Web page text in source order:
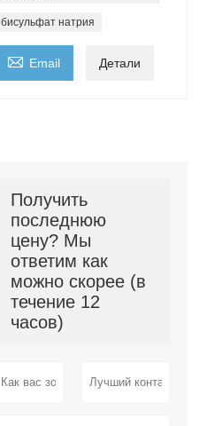
бисульфат натрия
 Email Детали
Получить
последнюю
цену? Мы
ответим как
можно скорее (в
течение 12
часов)